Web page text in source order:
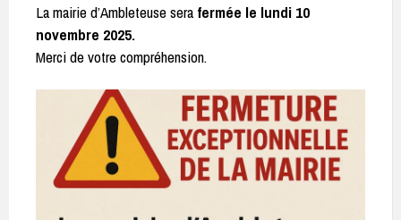
La mairie d’Ambleteuse sera fermée le lundi 10
novembre 2025.
Merci de votre compréhension.